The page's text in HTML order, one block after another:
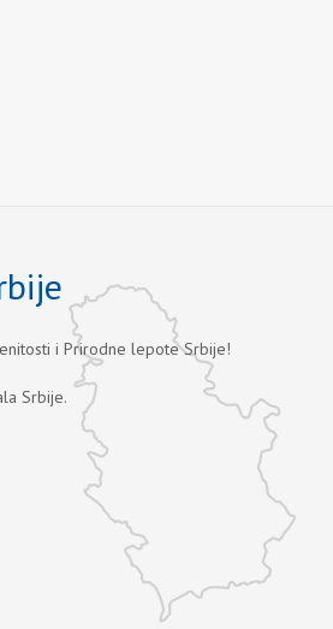
i Prirodne lepote Srbije!
Srbije.